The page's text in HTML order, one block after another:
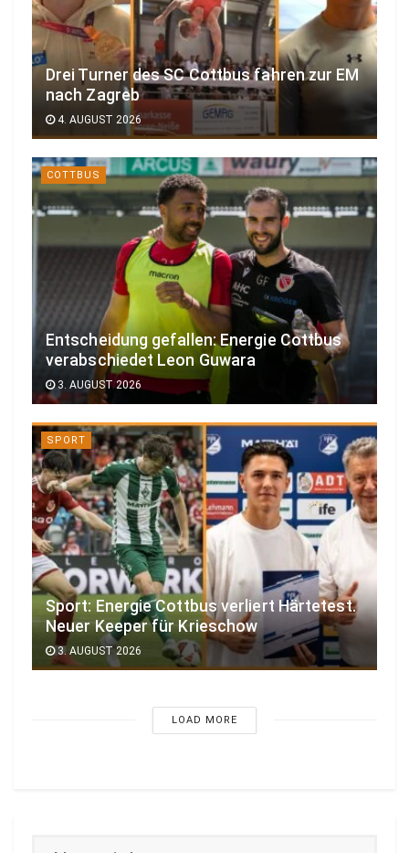
Drei Turner des SC Cottbus fahren zur EM
nach Zagreb
4. AUGUST 2026
COTTBUS
Entscheidung gefallen: Energie Cottbus
verabschiedet Leon Guwara
3. AUGUST 2026
SPORT
Sport: Energie Cottbus verliert Härtetest.
Neuer Keeper für Krieschow
3. AUGUST 2026
LOAD MORE